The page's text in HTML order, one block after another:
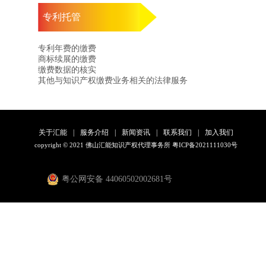
专利托管
专利年费的缴费
商标续展的缴费
缴费数据的核实
其他与知识产权缴费业务相关的法律服务
关于汇能 服务介绍 新闻资讯 联系我们 加入我们
copyright © 2021 佛山汇能知识产权代理事务所 粤ICP备2021111030号
粤公网安备 44060502002681号